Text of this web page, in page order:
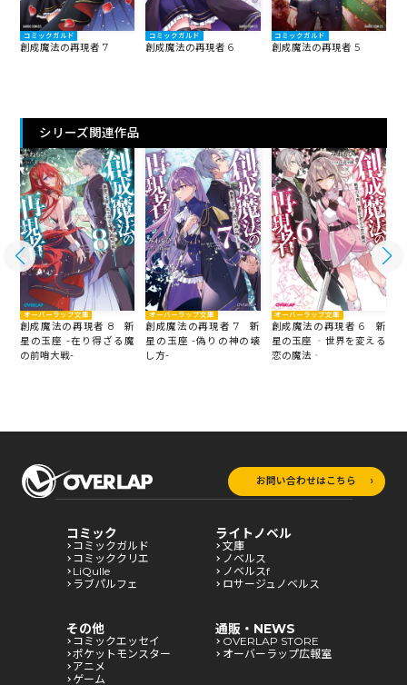
コミックガルド
創成魔法の再現者 7
コミックガルド
創成魔法の再現者 6
コミックガルド
創成魔法の再現者 5
シリーズ関連作品
オーバーラップ文庫
創成魔法の再現者 8 新
星の玉座 -在り得ざる魔
の前哨大戦-
オーバーラップ文庫
創成魔法の再現者 7 新
星の玉座 -偽りの神の壊
し方-
オーバーラップ文庫
創成魔法の再現者 6 新
星の玉座 ‐世界を変える
恋の魔法‐
お問い合わせはこちら
コミック
コミックガルド
コミッククリエ
LiQulle
ラブパルフェ
ライトノベル
文庫
ノベルス
ノベルスf
ロサージュノベルス
その他
コミックエッセイ
ポケットモンスター
アニメ
ゲーム
通販・NEWS
OVERLAP STORE
オーバーラップ広報室